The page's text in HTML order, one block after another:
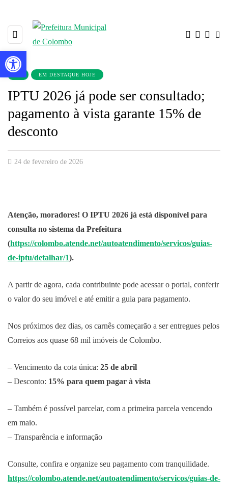
EM DESTAQUE HOJE
IPTU 2026 já pode ser consultado;
pagamento à vista garante 15% de
desconto
24 de fevereiro de 2026
Atenção, moradores! O IPTU 2026 já está disponível para
consulta no sistema da Prefeitura
(https://colombo.atende.net/autoatendimento/servicos/guias-
de-iptu/detalhar/1).
A partir de agora, cada contribuinte pode acessar o portal, conferir
o valor do seu imóvel e até emitir a guia para pagamento.
Nos próximos dez dias, os carnês começarão a ser entregues pelos
Correios aos quase 68 mil imóveis de Colombo.
– Vencimento da cota única: 25 de abril
– Desconto: 15% para quem pagar à vista
– Também é possível parcelar, com a primeira parcela vencendo
em maio.
– Transparência e informação
Consulte, confira e organize seu pagamento com tranquilidade.
https://colombo.atende.net/autoatendimento/servicos/guias-de-
Barra de Ferramentas Aberta